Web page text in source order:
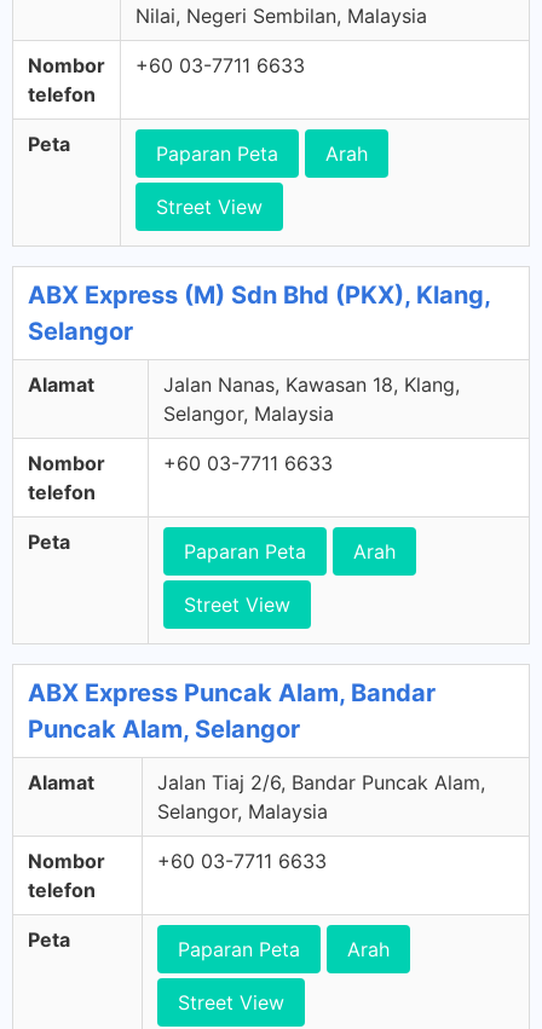
Nilai, Negeri Sembilan, Malaysia
Nombor
telefon
+60 03-7711 6633
Peta Paparan Peta Arah
Street View
ABX Express (M) Sdn Bhd (PKX), Klang,
Selangor
Alamat
Jalan Nanas, Kawasan 18, Klang,
Selangor, Malaysia
Nombor
telefon
+60 03-7711 6633
Peta Paparan Peta Arah
Street View
ABX Express Puncak Alam, Bandar
Puncak Alam, Selangor
Alamat
Jalan Tiaj 2/6, Bandar Puncak Alam,
Selangor, Malaysia
Nombor
telefon
+60 03-7711 6633
Peta Paparan Peta Arah
Street View